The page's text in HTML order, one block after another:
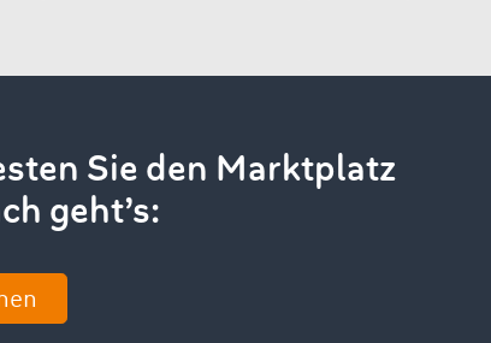
Sie den Marktplatz
geht’s: